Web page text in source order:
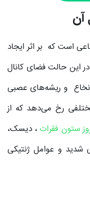
آن
است که بر اثر ایجاد
این حالت فضای کانال
نخاع و ریشه‌های عصبی
رخ می‌دهد که از
ستون فقرات ، دیسک،
شدید و عوامل ژنتیکی